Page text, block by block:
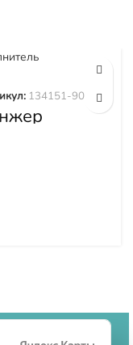
9020
134151-9020